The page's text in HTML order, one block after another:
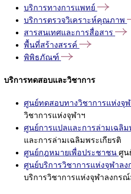
บริการทางการแพทย์
บริการตรวจวิเคราะห์คุณภาพ
สารสนเทศและการสื่อสาร
พื้นที่สร้างสรรค์
พิพิธภัณฑ์
บริการทดสอบและวิชาการ
ศูนย์ทดสอบทางวิชาการแห่งจุฬ
วิชาการแห่งจุฬาฯ
ศูนย์การแปลและการล่ามเฉลิม
และการล่ามเฉลิมพระเกียรติ
ศูนย์กฎหมายเพื่อประชาชน ศูน
ศูนย์บริการวิชาการแห่งจุฬาล
บริการวิชาการแห่งจุฬาลงกร